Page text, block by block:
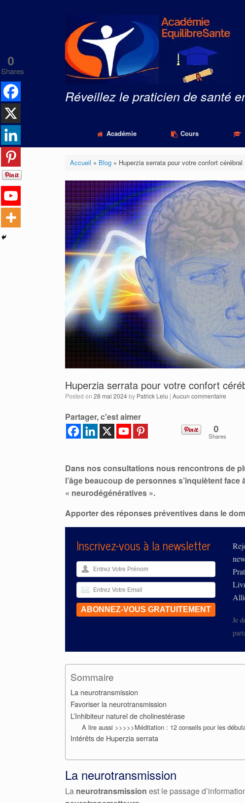
Réveillez le praticien de santé
Académie Cours
Accueil » Blog» Huperzia serrata pour votre confort cérébral
Huperzia serrata pour votre confort
Posted on 28 mai 2024by Patrick Lelu | Aucun commentaire
Partager, c'est aimer
0
Shares
Dans nos consultations nous rencontrons de
l’âge beaucoup de personnes s’inquiètent
« neurodégénératives ».
Apporter des réponses préventives dans le
Inscrivez-vous à la newsletter
Je
Sommaire
La neurotransmission
Favoriser la neurotransmission
L’Inhibiteur naturel de cholinestérase
A lire aussi >>>>>Méditation : 12 conseils pour les
Intérêts de Huperzia serrata
La neurotransmission
La neurotransmission est le passage
0
Shares